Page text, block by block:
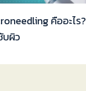
คืออะไร?
บผิว